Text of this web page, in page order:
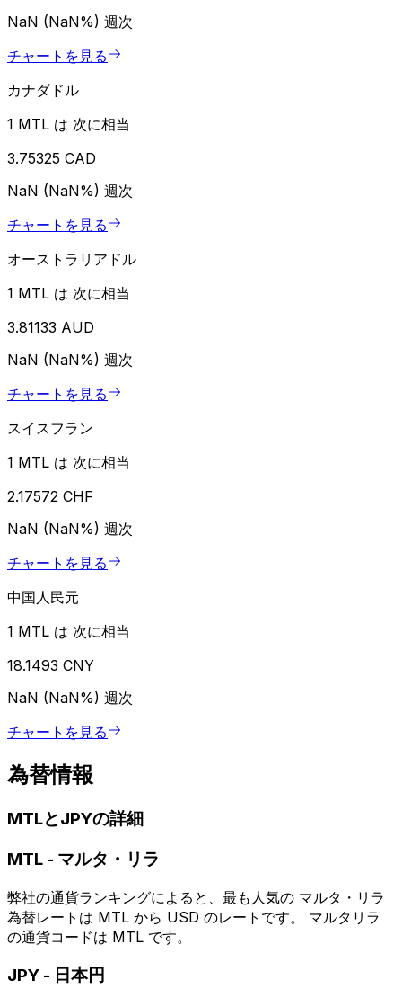
NaN (NaN%) 週次
チャートを見る
カナダドル
1 MTL は 次に相当
3.75325 CAD
NaN (NaN%) 週次
チャートを見る
オーストラリアドル
1 MTL は 次に相当
3.81133 AUD
NaN (NaN%) 週次
チャートを見る
スイスフラン
1 MTL は 次に相当
2.17572 CHF
NaN (NaN%) 週次
チャートを見る
中国人民元
1 MTL は 次に相当
18.1493 CNY
NaN (NaN%) 週次
チャートを見る
為替情報
MTLとJPYの詳細
MTL - マルタ・リラ
弊社の通貨ランキングによると、最も人気の マルタ・リラ
為替レートは MTL から USD のレートです。 マルタリラ
の通貨コードは MTL です。
JPY - 日本円